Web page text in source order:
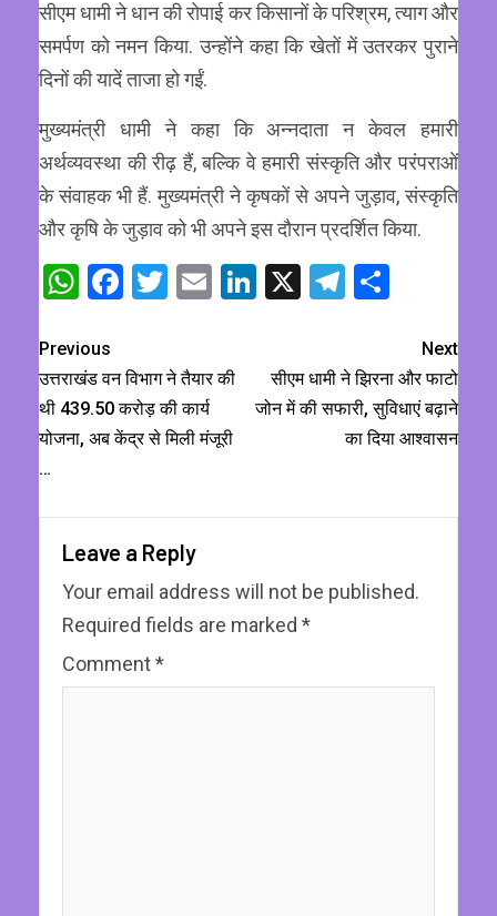
सीएम धामी ने धान की रोपाई कर किसानों के परिश्रम, त्याग और
समर्पण को नमन किया. उन्होंने कहा कि खेतों में उतरकर पुराने
दिनों की यादें ताजा हो गईं.
मुख्यमंत्री धामी ने कहा कि अन्नदाता न केवल हमारी
अर्थव्यवस्था की रीढ़ हैं, बल्कि वे हमारी संस्कृति और परंपराओं
के संवाहक भी हैं. मुख्यमंत्री ने कृषकों से अपने जुड़ाव, संस्कृति
और कृषि के जुड़ाव को भी अपने इस दौरान प्रदर्शित किया.
WhatsApp
Facebook
Twitter
EmailLinkedIn
X Telegram
Previous
उत्तराखंड वन विभाग ने तैयार की
थी 439.50 करोड़ की कार्य
योजना, अब केंद्र से मिली मंजूरी
…
Next
सीएम धामी ने झिरना और फाटो
जोन में की सफारी, सुविधाएं बढ़ाने
का दिया आश्वासन
Leave a Reply
Your email address will not be published.
Required fields are marked *
Comment*